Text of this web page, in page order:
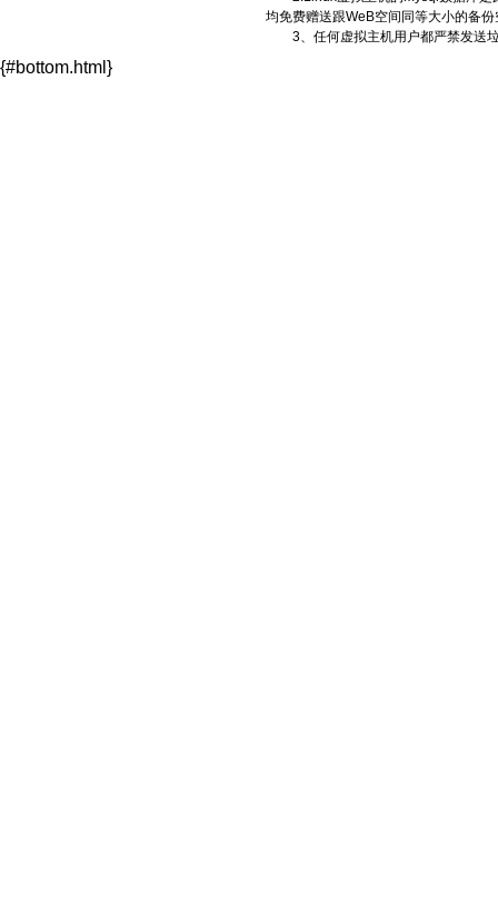
均免费赠送跟WeB空间同等大小的备
3、任何虚拟主机用户都严禁发送
{#bottom.html}